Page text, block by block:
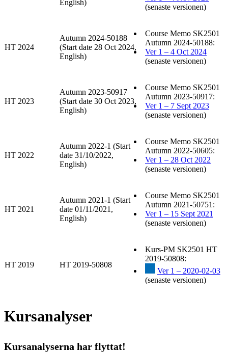
English)
(senaste versionen)
HT 2024
Autumn 2024-50188
(Start date 28 Oct 2024,
English)
Course Memo SK2501
Autumn 2024-50188:
Ver 1 – 4 Oct 2024
(senaste versionen)
HT 2023
Autumn 2023-50917
(Start date 30 Oct 2023,
English)
Course Memo SK2501
Autumn 2023-50917:
Ver 1 – 7 Sept 2023
(senaste versionen)
HT 2022
Autumn 2022-1 (Start
date 31/10/2022,
English)
Course Memo SK2501
Autumn 2022-50605:
Ver 1 – 28 Oct 2022
(senaste versionen)
HT 2021
Autumn 2021-1 (Start
date 01/11/2021,
English)
Course Memo SK2501
Autumn 2021-50751:
Ver 1 – 15 Sept 2021
(senaste versionen)
HT 2019 HT 2019-50808
Kurs-PM SK2501 HT
2019-50808:
Ver 1 – 2020-02-03
(senaste versionen)
Kursanalyser
Kursanalyserna har flyttat!